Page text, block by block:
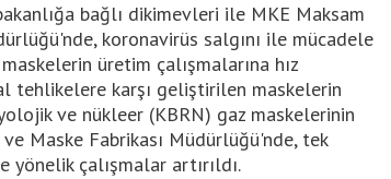
bağlı dikimevleri ile MKE Maksam
koronavirüs salgını ile mücadele
üretim çalışmalarına hız
tehlikelere karşı geliştirilen maskelerin
ve nükleer (KBRN) gaz maskelerinin
Maske Fabrikası Müdürlüğü'nde, tek
yönelik çalışmalar artırıldı.